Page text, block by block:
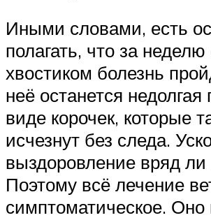
Иными словами, есть
полагать, что за неделю
хвостиком болезнь
неё останется недолгая
виде корочек, которые
исчезнут без следа.
выздоровление вряд
Поэтому всё лечение
симптоматическое. Оно